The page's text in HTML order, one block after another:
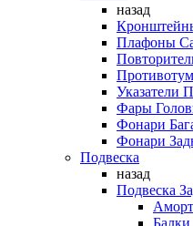
назад
Плафоны
Указатели
Фары
Фонари
Фонари
Подвеска
назад
Подвеска
Балки